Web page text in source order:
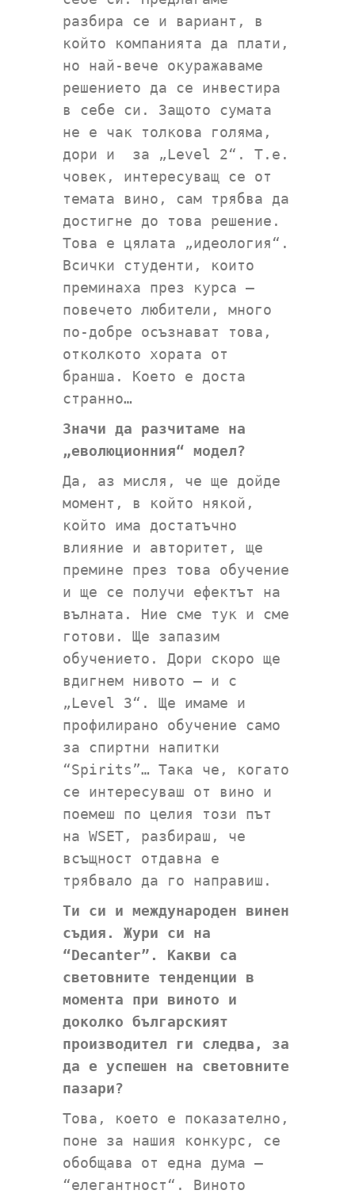
разбира се и вариант, в
който компанията да плати,
но най-вече окуражаваме
решението да се инвестира
в себе си. Защото сумата
не е чак толкова голяма,
дори и за „Level 2“. Т.е.
човек, интересуващ се от
темата вино, сам трябва да
достигне до това решение.
Това е цялата „идеология“.
Всички студенти, които
преминаха през курса –
повечето любители, много
по-добре осъзнават това,
отколкото хората от
бранша. Което е доста
странно…
Значи да разчитаме на
„еволюционния“ модел?
Да, аз мисля, че ще дойде
момент, в който някой,
който има достатъчно
влияние и авторитет, ще
премине през това обучение
и ще се получи ефектът на
вълната. Ние сме тук и сме
готови. Ще запазим
обучението. Дори скоро ще
вдигнем нивото – и с
„Level 3“. Ще имаме и
профилирано обучение само
за спиртни напитки
“Spirits”… Така че, когато
се интересуваш от вино и
поемеш по целия този път
на WSET, разбираш, че
всъщност отдавна е
трябвало да го направиш.
Ти си и международен винен
съдия. Жури си на
“Decanter” . Какви са
световните тенденции в
момента при виното и
доколко българският
производител ги следва, за
да е успешен на световните
пазари?
Това, което е показателно,
поне за нашия конкурс, се
обобщава от една дума –
“елегантност“. Виното